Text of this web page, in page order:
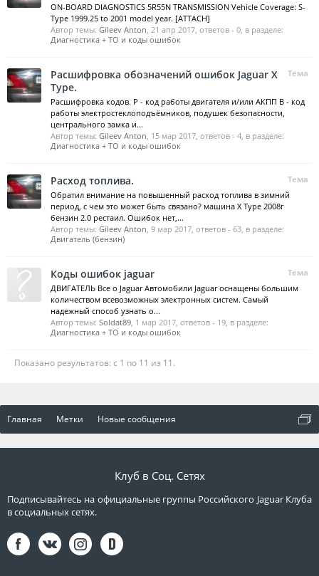
ON-BOARD DIAGNOSTICS 5R55N TRANSMISSION Vehicle Coverage: S-
Type 1999.25 to 2001 model year. [ATTACH]
Автор темы: Gileev Anton, 21 апр 2017, ответов - 0, в разделе:
Диагностика + ТО и коды ошибок
Тема
Расшифровка обозначений ошибок Jaguar X
Type.
Расшифровка кодов. P - код работы двигателя и/или АКПП B - код
работы электростеклоподъёмников, подушек безопасности,
центрального замка и...
Автор темы: Gileev Anton, 15 мар 2017, ответов - 4, в разделе:
Диагностика + ТО и коды ошибок
Тема
Расход топлива.
Обратил внимание на повышенный расход топлива в зимний
период, с чем это может быть связано? машина X Type 2008г
бензин 2.0 рестаил. Ошибок нет,...
Автор темы: Gileev Anton, 9 мар 2017, ответов - 63, в разделе:
Двигатель (бензин)
Тема
Коды ошибок jaguar
ДВИГАТЕЛЬ Все о Jaguar Автомобили Jaguar оснащены большим
количеством всевозможных электронных систем. Самый
надежный способ узнать о...
Автор темы: Soldat89, 1 мар 2017, ответов - 19, в разделе:
Диагностика + ТО и коды ошибок
Показано результатов: с 1 по 11 из 11.
Главная Метки Новые сообщения
Клуб в Соц. Сетях
Подписывайтесь на официальные группы Российского Jaguar Клуба
в социальных сетях.